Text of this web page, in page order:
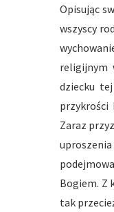
Opisując
wszyscy
religijnym
dziecku
przykrości
Zaraz
Bogiem. Z
tak